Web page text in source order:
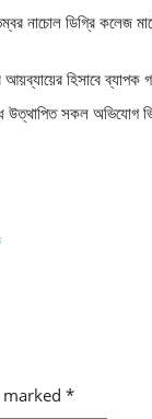
নাচোল ডিগ্রি কলেজ
হিসাবে ব্যাপক
উত্থাপিত সকল অভিযোগ
*